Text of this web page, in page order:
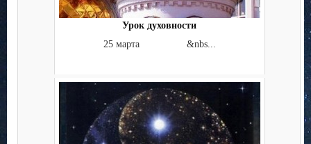
Урок духовности
25 марта &nbs...